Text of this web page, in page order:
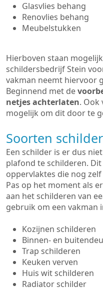
Glasvlies behang
Renovlies behang
Meubelstukken
Hierboven staan
schildersbedrijf Stein
vakman neemt hiervoor
Beginnend met de
netjes achterlaten. Ook
mogelijk om dit door te
Soorten
Een schilder is er dus
plafond te schilderen.
oppervlaktes die nog
Pas op het moment als
aan het schilderen van
gebruik om een vakman
Kozijnen schilderen
Binnen- en
Trap schilderen
Keuken verven
Huis wit schilderen
Radiator schilder